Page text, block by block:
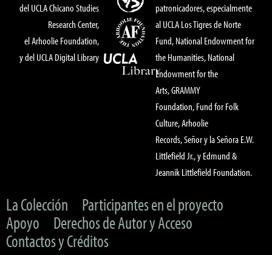
del UCLA Chicano Studies
Research Center,
el Arhoolie Foundation,
y del UCLA Digital Library
patronicadores, especialmente
al UCLA Los Tigres de Norte
Fund, National Endowment for
the Humanities, National
Endowment for the
Arts, GRAMMY
Foundation, Fund for Folk
Culture, Arhoolie
Records, Señor y la Señora E.W.
Littlefield Jr., y Edmund &
Jeannik Littlefield Foundation.
La Colección
Participantes en el proyecto
Apoyo
Derechos de Autor y Acceso
Contactos y Créditos